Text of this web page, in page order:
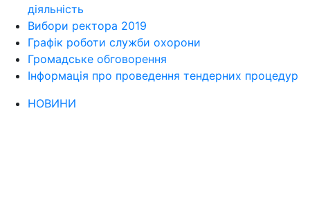
діяльність
Вибори ректора 2019
Графік роботи служби охорони
Громадське обговорення
Інформація про проведення тендерних процедур
НОВИНИ